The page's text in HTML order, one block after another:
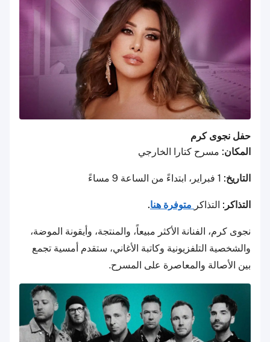
حفل نجوى كرم
المكان: مسرح كتارا الخارجي
التاريخ:
التذاكر: التذاكر متوفرة هنا.
نجوى كرم، الفنانة الأكثر مبيعاً، والمنتجة، وأيقونة الموضة،
والشخصية التلفزيونية وكاتبة الأغاني، ستقدم أمسية تجمع
بين الأصالة والمعاصرة على المسرح.